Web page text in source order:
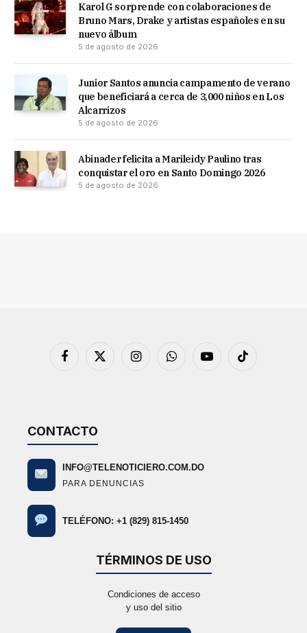
Karol G sorprende con colaboraciones de
Bruno Mars, Drake y artistas españoles en su
nuevo álbum
5 de agosto de 2026
Junior Santos anuncia campamento de verano
que beneficiará a cerca de 3,000 niños en Los
Alcarrizos
5 de agosto de 2026
Abinader felicita a Marileidy Paulino tras
conquistar el oro en Santo Domingo 2026
5 de agosto de 2026
Facebook
X
InstagramWhatsAppYouTubeTikTok
CONTACTO
INFO@TELENOTICIERO.COM.DO
PARA DENUNCIAS
TELÉFONO: +1 (829) 815-1450
TÉRMINOS DE USO
Condiciones de acceso
y uso del sitio